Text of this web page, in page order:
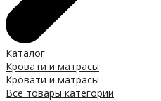
Каталог
Кровати и матрасы
Кровати и матрасы
Все товары категории